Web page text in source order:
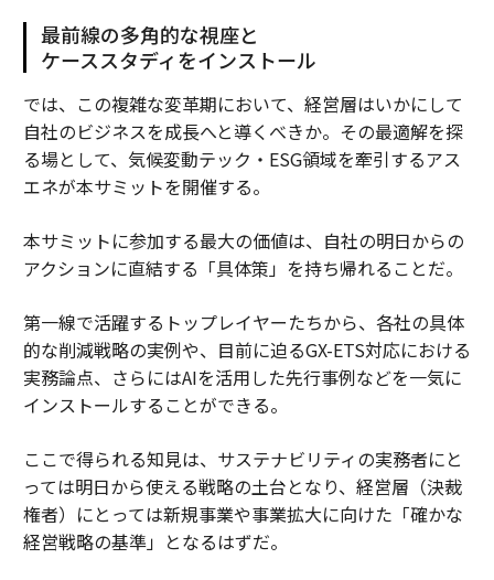
最前線の多角的な視座と
ケーススタディをインストール
では、この複雑な変革期において、経営層はいかにして
自社のビジネスを成長へと導くべきか。その最適解を探
る場として、気候変動テック・ESG領域を牽引するアス
エネが本サミットを開催する。
本サミットに参加する最大の価値は、自社の明日からの
アクションに直結する「具体策」を持ち帰れることだ。
第一線で活躍するトップレイヤーたちから、各社の具体
的な削減戦略の実例や、目前に迫るGX-ETS対応における
実務論点、さらにはAIを活用した先行事例などを一気に
インストールすることができる。
ここで得られる知見は、サステナビリティの実務者にと
っては明日から使える戦略の土台となり、経営層（決裁
権者）にとっては新規事業や事業拡大に向けた「確かな
経営戦略の基準」となるはずだ。